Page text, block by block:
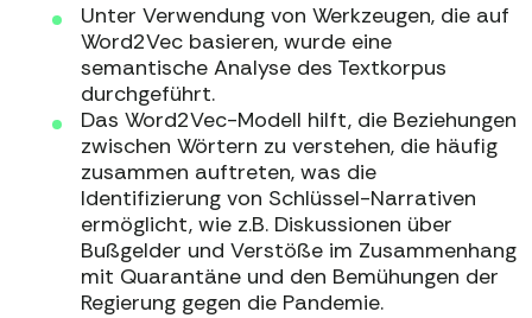
Unter Verwendung von Werkzeugen, die auf
Word2Vec basieren, wurde eine
semantische Analyse des Textkorpus
durchgeführt.
Das Word2Vec-Modell hilft, die Beziehungen
zwischen Wörtern zu verstehen, die häufig
zusammen auftreten, was die
Identifizierung von Schlüssel-Narrativen
ermöglicht, wie z.B. Diskussionen über
Bußgelder und Verstöße im Zusammenhang
mit Quarantäne und den Bemühungen der
Regierung gegen die Pandemie.